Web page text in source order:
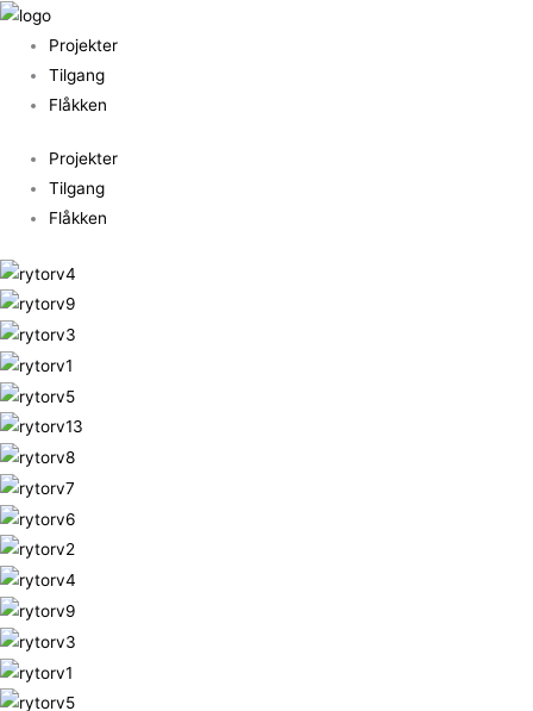
Gå
indholdet
Projekter
Tilgang
Flåkken
Projekter
Tilgang
Flåkken